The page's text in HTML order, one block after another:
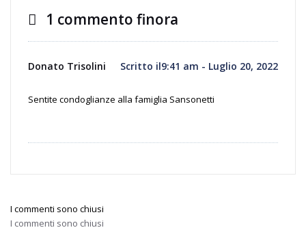
1 commento finora
Donato Trisolini Scritto il9:41 am - Luglio 20, 2022
Sentite condoglianze alla famiglia Sansonetti
I commenti sono chiusi
I commenti sono chiusi